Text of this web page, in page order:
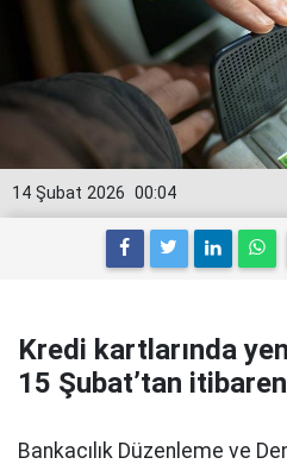
00:04
14 Şubat 2026
Kredi kartlarında
15 Şubat’tan
Bankacılık Düzenleme ve